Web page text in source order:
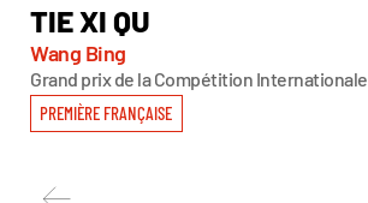
TIE XI QU
Wang Bing
Grand prix de la Compétition Internationale
PREMIÈRE FRANÇAISE